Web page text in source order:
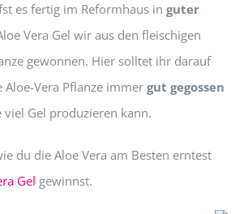
es fertig im Reformhaus in guter
Vera Gel wir aus den fleischigen
gewonnen. Hier solltet ihr darauf
Aloe-Vera Pflanze immer gut gegossen
viel Gel produzieren kann.
du die Aloe Vera am Besten erntest
Gel gewinnst.